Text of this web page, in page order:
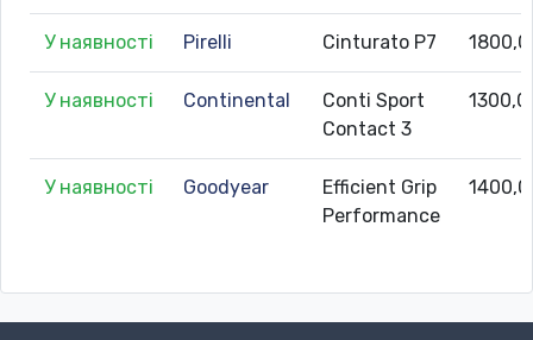
У наявності Pirelli Cinturato P7
У наявності Continental
Conti Sport
Contact 3
У наявності Goodyear
Efficient Grip
Performance